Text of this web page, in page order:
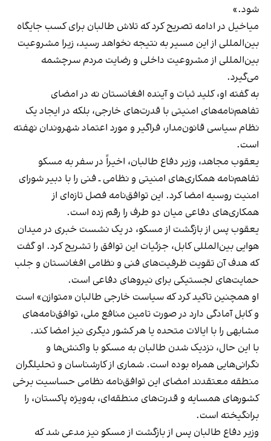
شود.»
میاخیل در ادامه تصریح کرد که تلاش طالبان برای کسب جایگاه
بین‌المللی از این مسیر به نتیجه نخواهد رسید، زیرا مشروعیت
بین‌المللی از مشروعیت داخلی و رضایت مردم سرچشمه
می‌گیرد.
به گفته او، کلید ثبات و آینده افغانستان نه در امضای
تفاهم‌نامه‌های امنیتی با قدرت‌های خارجی، بلکه در ایجاد یک
نظام سیاسی قانون‌مدار، فراگیر و مورد اعتماد شهروندان نهفته
است.
یعقوب مجاهد، وزیر دفاع طالبان، اخیراً در سفر به مسکو
تفاهم‌نامه همکاری‌های امنیتی و نظامی ـ فنی را با دبیر شورای
امنیت روسیه امضا کرد. این توافق‌نامه فصل تازه‌ای از
همکاری‌های دفاعی میان دو طرف را رقم زده است.
یعقوب پس از بازگشت از مسکو، در یک نشست خبری در میدان
هوایی بین‌المللی کابل، جزئیات این توافق را تشریح کرد. او گفت
که هدف آن تقویت ظرفیت‌های فنی و نظامی افغانستان و جلب
حمایت‌های لجستیکی برای نیروهای دفاعی است.
او همچنین تاکید کرد که سیاست خارجی طالبان «متوازن» است
و کابل آمادگی دارد در صورت تامین منافع ملی، توافق‌نامه‌های
مشابهی را با ایالات متحده یا هر کشور دیگری نیز امضا کند.
با این حال، نزدیک شدن طالبان به مسکو با واکنش‌ها و
نگرانی‌هایی همراه بوده است. شماری از کارشناسان و تحلیلگران
منطقه معتقدند امضای این توافق‌نامه نظامی حساسیت برخی
کشورهای همسایه و قدرت‌های منطقه‌ای، به‌ویژه پاکستان، را
برانگیخته است.
وزیر دفاع طالبان پس از بازگشت از مسکو نیز مدعی شد که